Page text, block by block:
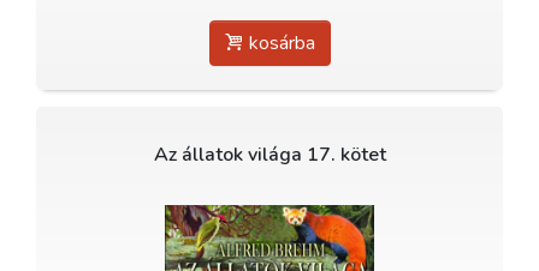
kosárba
Az állatok világa 17. kötet